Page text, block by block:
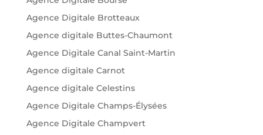
Agence Digitale Brotteaux
Agence digitale Buttes-Chaumont
Agence Digitale Canal Saint-Martin
Agence digitale Carnot
Agence digitale Celestins
Agence Digitale Champs-Élysées
Agence Digitale Champvert